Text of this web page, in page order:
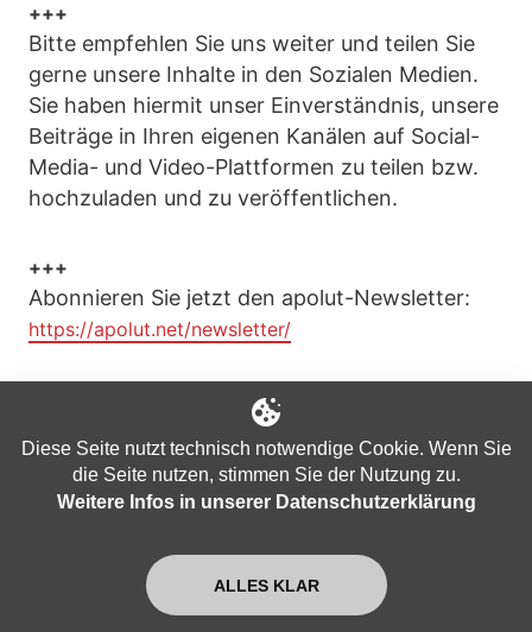
+++
Bitte empfehlen Sie uns weiter und teilen Sie
gerne unsere Inhalte in den Sozialen Medien.
Sie haben hiermit unser Einverständnis, unsere
Beiträge in Ihren eigenen Kanälen auf Social-
Media- und Video-Plattformen zu teilen bzw.
hochzuladen und zu veröffentlichen.
+++
Abonnieren Sie jetzt den apolut-Newsletter:
https://apolut.net/newsletter/
Unterstützung für apolut kann auch als
Kleidung getragen werden! Hier der Link zu
unserem Fan-Shop:
euro Euro-Krise inflation
Diese Seite nutzt technisch notwendige Cookie. Wenn Sie
die Seite nutzen, stimmen Sie der Nutzung zu.
Weitere Infos in unserer Datenschutzerklärung
ALLES KLAR